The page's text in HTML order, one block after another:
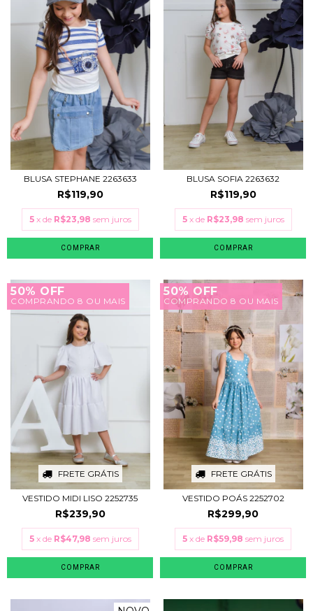
BLUSA STEPHANE 2263633
R$119,90
5 x de R$23,98 sem juros
COMPRAR
BLUSA SOFIA 2263632
R$119,90
5 x de R$23,98 sem juros
COMPRAR
50% OFF
COMPRANDO 8 OU MAIS
FRETE GRÁTIS
VESTIDO MIDI LISO 2252735
R$239,90
5 x de R$47,98 sem juros
COMPRAR
50% OFF
COMPRANDO 8 OU MAIS
FRETE GRÁTIS
VESTIDO POÁS 2252702
R$299,90
5 x de R$59,98 sem juros
COMPRAR